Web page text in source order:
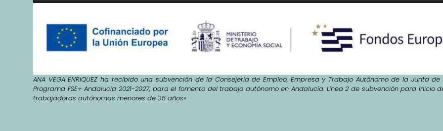
ANA VEGA ENRIQUEZ ha recibido una subvención de la Consejería de Empleo, Empresa y Trabajo Autónomo de la Junta
Programa FSE+ Andalucía 2021-2027, para el fomento del trabajo autónomo en Andalucía. Línea 2 de subvención para
trabajadoras autónomas menores de 35 años»